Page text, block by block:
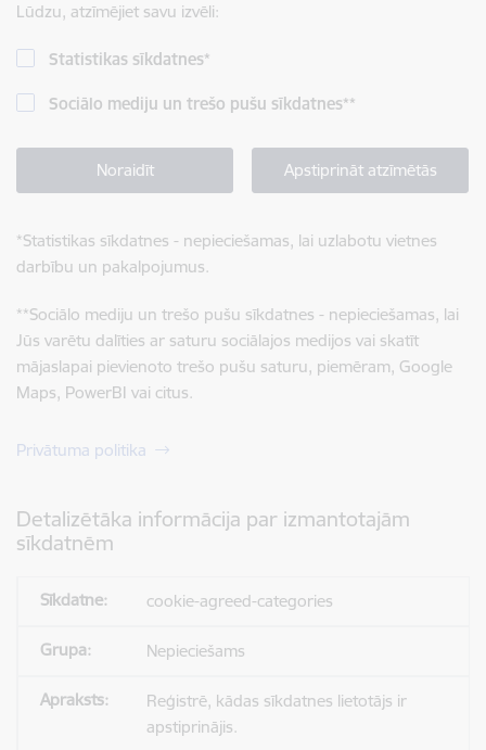
Lūdzu, atzīmējiet savu izvēli:
Statistikas sīkdatnes*
Sociālo mediju un trešo pušu sīkdatnes**
Noraidīt Apstiprināt atzīmētās
*Statistikas sīkdatnes - nepieciešamas, lai uzlabotu vietnes
darbību un pakalpojumus.
**Sociālo mediju un trešo pušu sīkdatnes - nepieciešamas, lai
Jūs varētu dalīties ar saturu sociālajos medijos vai skatīt
mājaslapai pievienoto trešo pušu saturu, piemēram, Google
Maps, PowerBI vai citus.
Privātuma politika
Detalizētāka informācija par izmantotajām
sīkdatnēm
cookie-agreed-categories
Nepieciešams
Reģistrē, kādas sīkdatnes lietotājs ir
apstiprinājis.